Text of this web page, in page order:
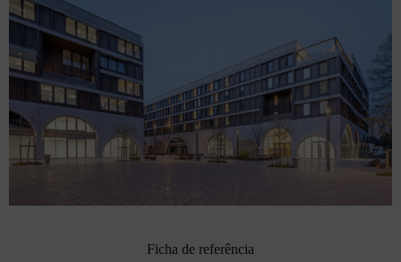
Ficha de referência